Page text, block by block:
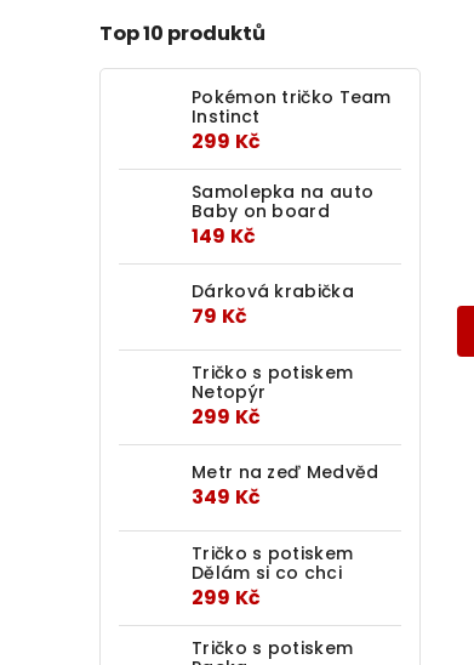
Top 10 produktů
Pokémon tričko Team
Instinct
299 Kč
Samolepka na auto
Baby on board
149 Kč
Dárková krabička
79 Kč
Tričko s potiskem
Netopýr
299 Kč
Metr na zeď Medvěd
349 Kč
Tričko s potiskem
Dělám si co chci
299 Kč
Tričko s potiskem